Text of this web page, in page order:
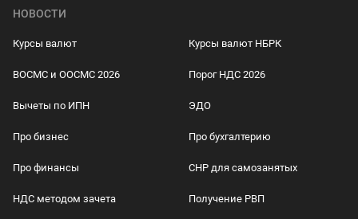
НОВОСТИ
Курсы валют Курсы валют НБРК
ВОСМС и ООСМС 2026 Порог НДС 2026
Вычеты по ИПН ЭДО
Про бизнес Про бухгалтерию
Про финансы СНР для самозанятых
НДС методом зачета Получение РВП